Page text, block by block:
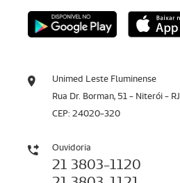
Unimed Leste Fluminense
Rua Dr. Borman, 51 - Niterói - RJ
CEP: 24020-320
Ouvidoria
21 3803-1120